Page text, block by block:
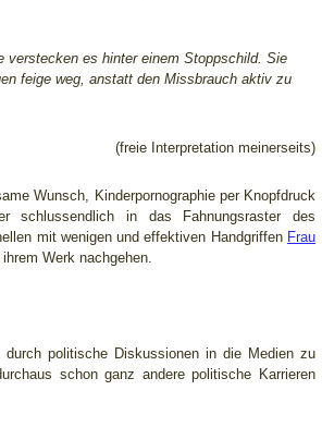
es hinter einem Stoppschild. Sie
feige weg, anstatt den Missbrauch aktiv zu
(freie Interpretation meinerseits)
Wunsch, Kinderpornographie per Knopfdruck
schlussendlich in das Fahnungsraster des
mit wenigen und effektiven Handgriffen Frau
Werk nachgehen.
politische Diskussionen in die Medien zu
schon ganz andere politische Karrieren